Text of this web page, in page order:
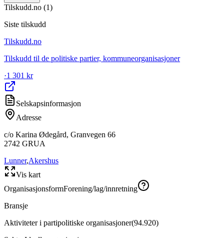
Tilskudd.no (1)
Siste tilskudd
Tilskudd.no
Tilskudd til de politiske partier, kommuneorganisasjoner
·1 301 kr
Selskapsinformasjon
Adresse
c/o Karina Ødegård, Granvegen 66
2742 GRUA
Lunner,Akershus
Vis kart
OrganisasjonsformForening/lag/innretning
Bransje
Aktiviteter i partipolitiske organisasjoner(94.920)